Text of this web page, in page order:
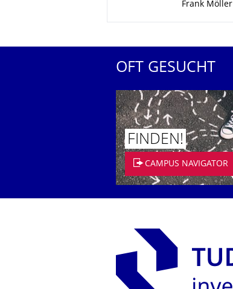
Frank Möller
OFT GESUCHT
FINDEN!
CAMPUS NAVIGATOR